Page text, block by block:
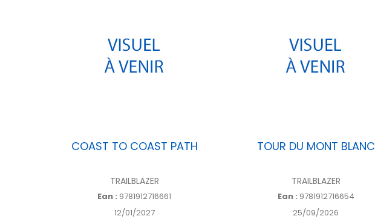
COAST TO COAST PATH
TRAILBLAZER
Ean : 9781912716661
12/01/2027
TOUR DU MONT BLANC
TRAILBLAZER
Ean : 9781912716654
25/09/2026